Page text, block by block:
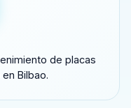
de placas
Bilbao.